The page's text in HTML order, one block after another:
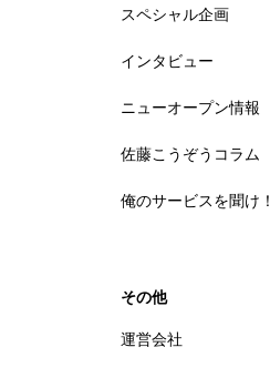
スペシャル企画
インタビュー
ニューオープン情報
佐藤こうぞうコラム
俺のサービスを聞け！
その他
運営会社